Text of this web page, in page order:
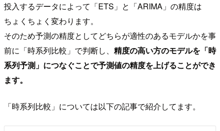
投入するデータによって「ETS」と「ARIMA」の精度は
ちょくちょく変わります。
そのため予測の精度としてどちらが適性のあるモデルかを事
前に「時系列比較」で判断し、 精度の高い方のモデルを「時
系列予測」につなぐことで予測値の精度を上げることができ
ます。
「時系列比較」については以下の記事で紹介してます。